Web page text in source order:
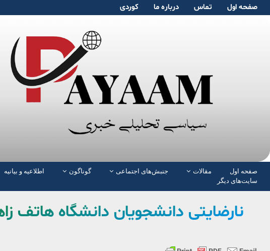
صفحە اول تماس دربارە ما کوردی
صفحە اول مقالات جنبش‌های اجتماعی گوناگون اطلاعیه و بیانیه
سایت‌های دیگر
نارضایتی دانشجویان دانشگاه هاتف